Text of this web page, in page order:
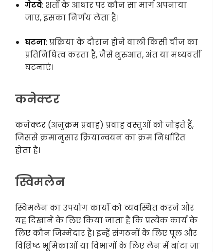
गेटवे: शर्तों के आधार पर कौन सा मार्ग अपनाया
जाए, इसका निर्णय लेता है।
घटना: प्रक्रिया के दौरान होने वाली किसी चीज का
प्रतिनिधित्व करता है, जैसे शुरुआत, अंत या मध्यवर्ती
घटनाएं।
कनेक्टर
कनेक्टर (अनुक्रम प्रवाह) प्रवाह वस्तुओं को जोड़ते हैं,
जिससे क्रमानुसार क्रियान्वयन का क्रम निर्धारित
होता है।
स्विमलेन
स्विमलेन का उपयोग कार्यों को व्यवस्थित करने और
यह दिखाने के लिए किया जाता है कि प्रत्येक कार्य के
लिए कौन जिम्मेदार है। इन्हें संगठनों के लिए पूल और
विशिष्ट भूमिकाओं या विभागों के लिए लेन में बांटा जा